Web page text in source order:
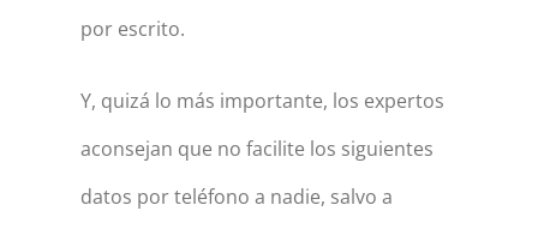
por escrito.
Y, quizá lo más importante, los expertos
aconsejan que no facilite los siguientes
datos por teléfono a nadie, salvo a